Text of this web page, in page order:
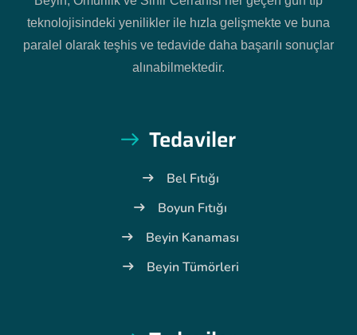
teknolojisindeki yenilikler ile hızla gelişmekte ve buna
paralel olarak teşhis ve tedavide daha başarılı sonuçlar
alınabilmektedir.
Tedaviler
Bel Fıtığı
Boyun Fıtığı
Beyin Kanaması
Beyin Tümörleri